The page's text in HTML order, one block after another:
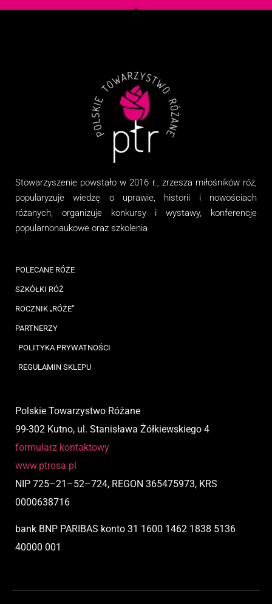
Stowarzyszenie powstało w 2016 r., zrzesza miłośników róż,
popularyzuje wiedzę o uprawie, historii i nowościach
różanych, organizujekonkursy i wystawy, konferencje
popularnonaukowe oraz szkolenia
POLECANE RÓŻE
SZKÓŁKI RÓŻ
ROCZNIK „RÓŻE”
PARTNERZY
POLITYKA PRYWATNOŚCI
REGULAMIN SKLEPU
Polskie Towarzystwo Różane
99-302 Kutno, ul. Stanisława Żółkiewskiego 4
formularz kontaktowy
www.ptrosa.pl
NIP 725–21 –52–724, REGON 365475973, KRS
0000638716
bank BNP PARIBAS konto 31 1600 1462 1838 5136
40000 001